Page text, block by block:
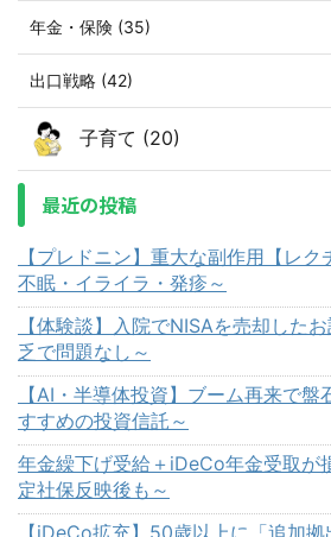
年金・保険 (35)
出口戦略 (42)
子育て (20)
最近の投稿
【プレドニン】重大な副作用【レク
不眠・イライラ・発疹～
【体験談】入院でNISAを売却した
乏で問題なし～
【AI・半導体投資】ブーム再来で盤
すすめの投資信託～
年金繰下げ受給＋iDeCo年金受取が
定社保反映後も～